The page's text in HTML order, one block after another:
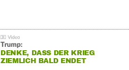
Trump:
DENKE, DASS DER KRIEG
ZIEMLICH BALD ENDET